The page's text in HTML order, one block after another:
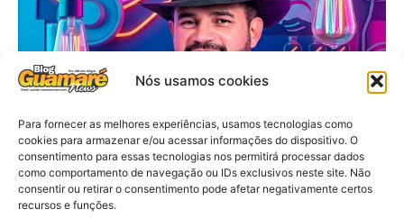
Nós usamos cookies
Para fornecer as melhores experiências, usamos tecnologias como
cookies para armazenar e/ou acessar informações do dispositivo. O
consentimento para essas tecnologias nos permitirá processar dados
como comportamento de navegação ou IDs exclusivos neste site. Não
consentir ou retirar o consentimento pode afetar negativamente certos
recursos e funções.